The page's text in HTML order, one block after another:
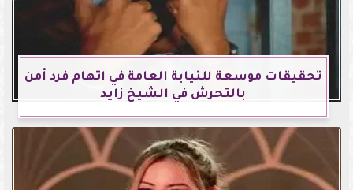
تحقيقات موسعة للنيابة العامة في اتهام فرد أمن
بالتحرش في الشيخ زايد